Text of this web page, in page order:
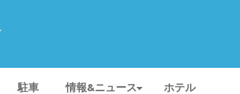
駐車 情報&ニュース ホテル